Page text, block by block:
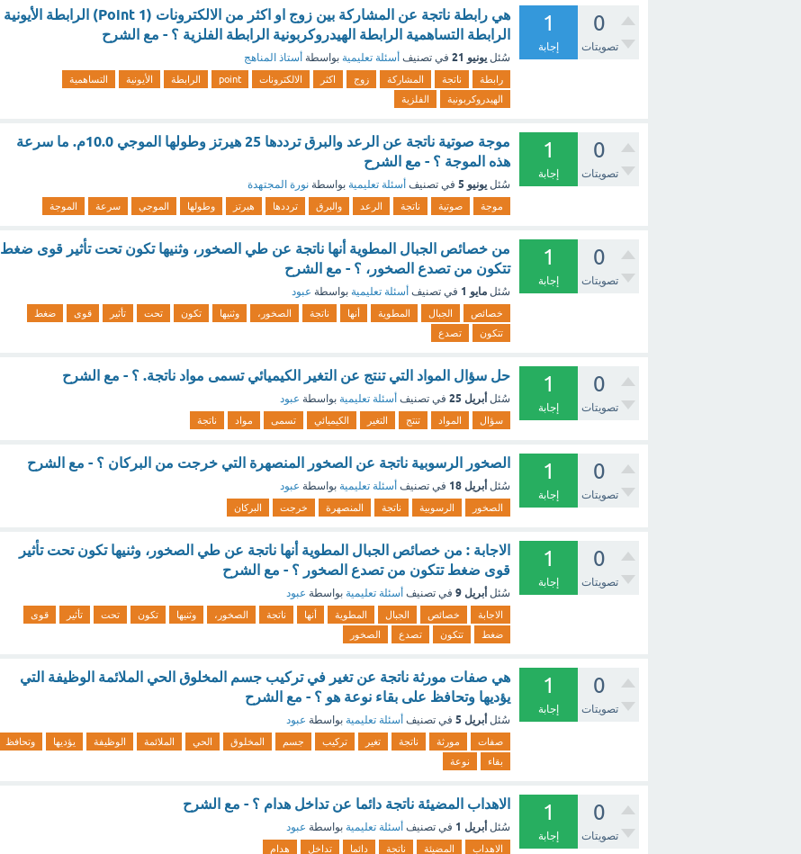
0
تصويتات
1
إجابة
هي رابطة ناتجة عن المشاركة بين زوج او اكثر من الالكترونات (1 Point) الرابطة الأيونية
الرابطة التساهمية الرابطة الهيدروكربونية الرابطة الفلزية ؟ - مع الشرح
سُئل يونيو 21 في تصنيف أسئلة تعليمية بواسطة أستاذ المناهج
رابطة ناتجة المشاركة زوج اكثر الالكترونات point الرابطة الأيونية
التساهمية
الهيدروكربونية
الفلزية
0
تصويتات
1
إجابة
موجة صوتية ناتجة عن الرعد والبرق ترددها 25 هيرتز وطولها الموجي 10.0م. ما سرعة
هذه الموجة ؟ - مع الشرح
سُئل يونيو 5 في تصنيف أسئلة تعليمية بواسطة نورة المجتهدة
موجة صوتية ناتجة الرعد والبرق ترددها هيرتز وطولها الموجي سرعة الموجة
0
تصويتات
1
إجابة
من خصائص الجبال المطوية أنها ناتجة عن طي الصخور، وثنيها تكون تحت تأثير قوى ضغط
تتكون من تصدع الصخور، ؟ - مع الشرح
سُئل مايو 1 في تصنيف أسئلة تعليمية بواسطة عبود
خصائص الجبال المطوية أنها ناتجة الصخور، وثنيها تكون تحت تأثير قوى
ضغط
تتكون
تصدع
0
تصويتات
1
إجابة
حل سؤال المواد التي تنتج عن التغير الكيميائي تسمى مواد ناتجة. ؟ - مع الشرح
سُئل أبريل 25 في تصنيف أسئلة تعليمية بواسطة عبود
سؤال المواد تنتج التغير الكيميائي تسمى مواد ناتجة
0
تصويتات
1
إجابة
الصخور الرسوبية ناتجة عن الصخور المنصهرة التي خرجت من البركان ؟ - مع الشرح
سُئل أبريل 18 في تصنيف أسئلة تعليمية بواسطة عبود
الصخور الرسوبية ناتجة المنصهرة خرجت البركان
0
تصويتات
1
إجابة
الاجابة : من خصائص الجبال المطوية أنها ناتجة عن طي الصخور، وثنيها تكون تحت تأثير
قوى ضغط تتكون من تصدع الصخور ؟ - مع الشرح
سُئل أبريل 9 في تصنيف أسئلة تعليمية بواسطة عبود
الاجابة خصائص الجبال المطوية أنها ناتجة الصخور، وثنيها تكون تحت تأثير
قوى
ضغط
تتكون تصدع الصخور
0
تصويتات
1
إجابة
هي صفات مورثة ناتجة عن تغير في تركيب جسم المخلوق الحي الملائمة الوظيفة التي
يؤديها وتحافظ على بقاء نوعة هو ؟ - مع الشرح
سُئل أبريل 5 في تصنيف أسئلة تعليمية بواسطة عبود
صفات مورثة ناتجة تغير تركيب جسم المخلوق الحي الملائمة الوظيفة يؤديها
وتحافظ
بقاء
نوعة
0
تصويتات
1
إجابة
الاهداب المضيئة ناتجة دائما عن تداخل هدام ؟ - مع الشرح
سُئل أبريل 1 في تصنيف أسئلة تعليمية بواسطة عبود
الاهداب المضيئة ناتجة دائما تداخل هدام